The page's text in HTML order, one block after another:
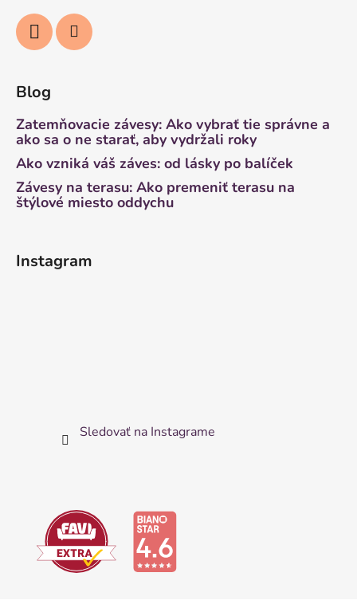
Blog
Zatemňovacie závesy: Ako vybrať tie správne a
ako sa o ne starať, aby vydržali roky
Ako vzniká váš záves: od lásky po balíček
Závesy na terasu: Ako premeniť terasu na
štýlové miesto oddychu
Instagram
Sledovať na Instagrame